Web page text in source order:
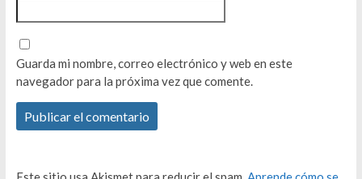
Guarda mi nombre, correo electrónico y web en este
navegador para la próxima vez que comente.